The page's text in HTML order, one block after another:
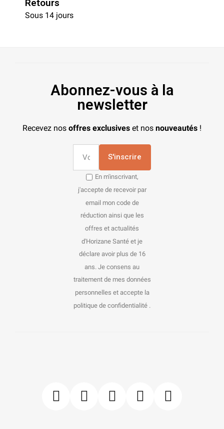
Retours
Sous 14 jours
Abonnez-vous à la
newsletter
Recevez nos offres exclusives et nos nouveautés !
S'inscrire
En m'inscrivant,
j'accepte de recevoir par
email mon code de
réduction ainsi que les
offres et actualités
d'Horizane Santé et je
déclare avoir plus de 16
ans. Je consens au
traitement de mes données
personnelles et accepte la
politique de confidentialité .